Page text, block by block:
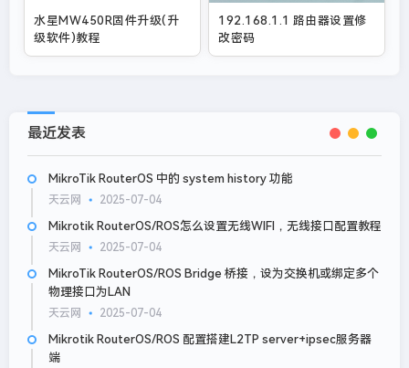
水星MW450R固件升级(升
级软件)教程
192.168.1.1 路由器设置修
改密码
最近发表
MikroTik RouterOS 中的 system history 功能
天云网 2025-07-04
Mikrotik RouterOS/ROS怎么设置无线WIFI，无线接口配置教程
天云网 2025-07-04
MikroTik RouterOS/ROS Bridge 桥接，设为交换机或绑定多个
物理接口为LAN
天云网 2025-07-04
Mikrotik RouterOS/ROS 配置搭建L2TP server+ipsec服务器
端